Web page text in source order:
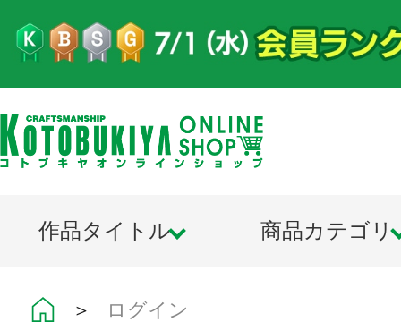
作品タイトル 商品カテゴリ
＞ ログイン